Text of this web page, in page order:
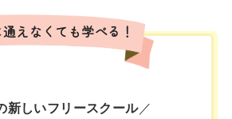
えなくても学べる！
新しいフリースクール／